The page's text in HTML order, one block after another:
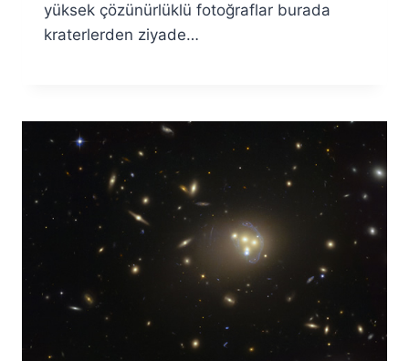
yüksek çözünürlüklü fotoğraflar burada
kraterlerden ziyade…